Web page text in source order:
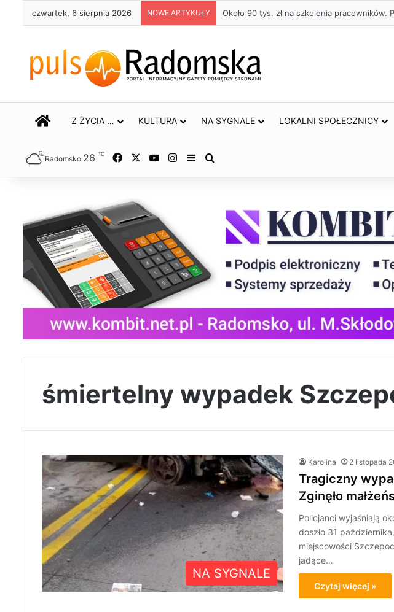
czwartek, 6 sierpnia 2026 NOWE ARTYKUŁY Około 90 tys. zł na szkolenia pracowników.
STRONA GŁÓWNA
Z ŻYCIA … KULTURA NA SYGNALE LOKALNI SPOŁECZNICY
Radomsko 26 ℃ Facebook YouTubeInstagram
Sidebar
śmiertelny wypadek
NA SYGNALE
Karolina 2 listopada
Tragiczny
Zginęło
Policjanci wyjaśniają
doszło 31
miejscowości
jadące…
Czytaj więcej »